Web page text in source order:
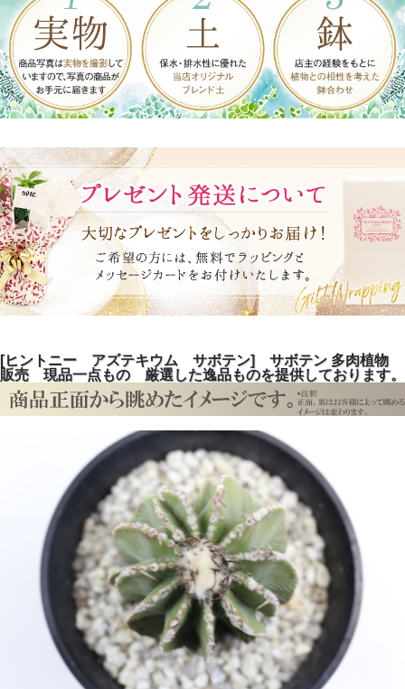
[ヒントニー アズテキウム サボテン] サボテン 多肉植物
販売 現品一点もの 厳選した逸品ものを提供しております。